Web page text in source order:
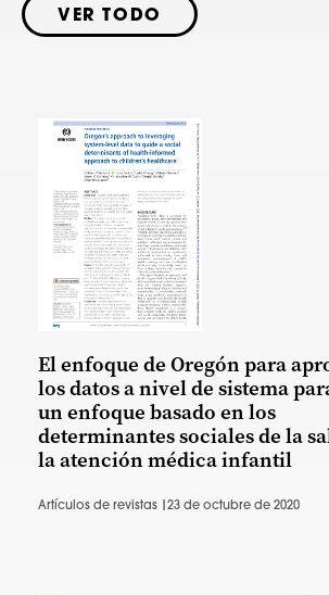
VER TODO
El enfoque de Oregón para
los datos a nivel de sistema
un enfoque basado en los
determinantes sociales de la
la atención médica infantil
Artículos de revistas | 23 de octubre de 2020